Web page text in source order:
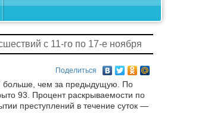
с 11-го по 17-е ноября
Поделиться
больше, чем за предыдущую. По
93. Процент раскрываемости по
преступлений в течение суток —